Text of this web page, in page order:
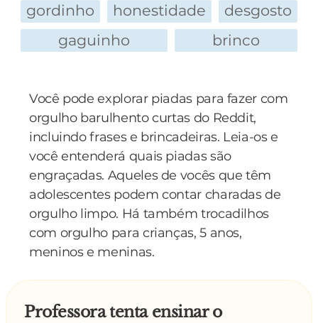
gordinho
honestidade
desgosto
gaguinho
brinco
Você pode explorar piadas para fazer com
orgulho barulhento curtas do Reddit,
incluindo frases e brincadeiras. Leia-os e
você entenderá quais piadas são
engraçadas. Aqueles de vocês que têm
adolescentes podem contar charadas de
orgulho limpo. Há também trocadilhos
com orgulho para crianças, 5 anos,
meninos e meninas.
Professora tenta ensinar o